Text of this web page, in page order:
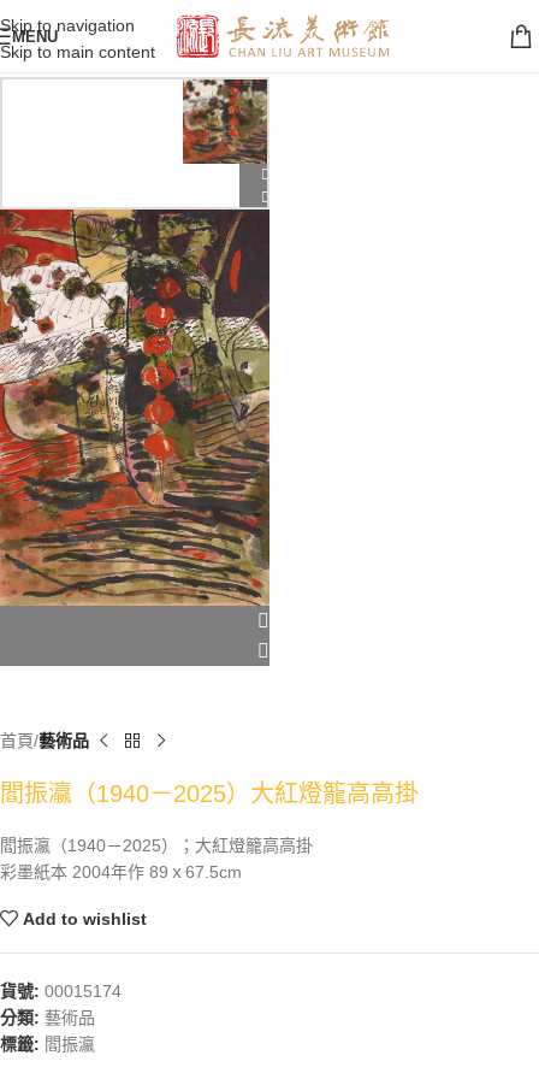
Skip to navigation
Skip to main content
MENU
首頁 藝術品
閻振瀛（1940－2025）大紅燈籠高高掛
閻振瀛（1940－2025）；大紅燈籠高高掛
彩墨紙本 2004年作 89ｘ67.5cm
Add to wishlist
貨號: 00015174
分類: 藝術品
標籤: 閻振瀛